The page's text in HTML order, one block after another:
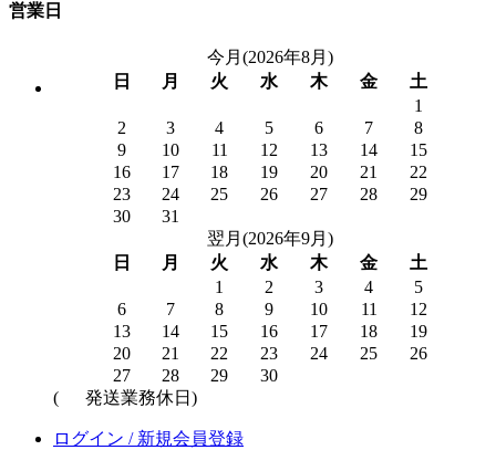
営業日
今月(2026年8月)
日
月 火 水 木 金
土
1
2
3 4 5 6 7
8
9
10 11 12 13 14
15
16
17 18 19 20 21
22
23
24 25 26 27 28
29
30
31
翌月(2026年9月)
日
月 火 水 木 金
土
1
2 3 4
5
6
7 8 9 10 11
12
13
14 15 16 17 18
19
20
21 22 23 24 25
26
27
28 29
30
(
発送業務休日)
ログイン / 新規会員登録